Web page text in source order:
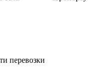
перевозки